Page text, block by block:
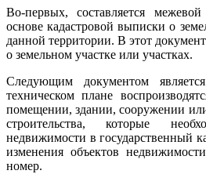
Во-первых, составляется
основе кадастровой выписки о
данной территории. В этот
о земельном участке или участках.
Следующим документом
техническом плане
помещении, здании, сооружении
строительства, которые
недвижимости в государственный
изменения объектов
номер.